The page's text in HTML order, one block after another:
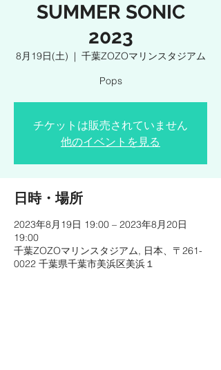
SUMMER SONIC
2023
8月19日(土)
  |
千葉ZOZOマリンスタジアム
Pops
チケットは販売されていません
他のイベントを見る
日時・場所
2023年8月19日 19:00 – 2023年8月20日
19:00
千葉ZOZOマリンスタジアム, 日本、〒261-
0022 千葉県千葉市美浜区美浜１